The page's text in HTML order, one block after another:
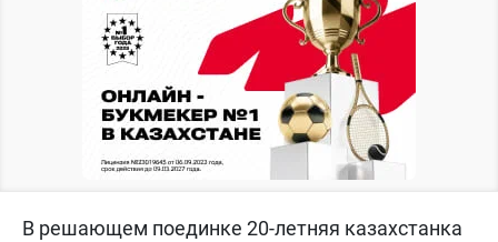
В решающем поединке 20-летняя казахстанка